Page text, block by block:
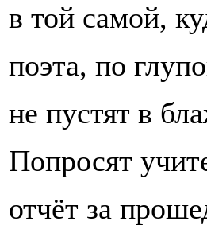
в той самой,
поэта, по
не пустят в
Попросят
отчёт за